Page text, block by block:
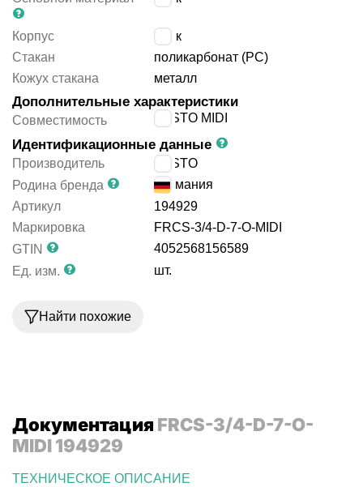
Корпус
цинк
Стакан
поликарбонат (PC)
Кожух стакана
металл
Дополнительные характеристики
Совместимость FESTO MIDI
Идентификационные данные
Производитель
FESTO
Родина бренда
Германия
Артикул
194929
Маркировка
FRCS-3/4-D-7-O-MIDI
GTIN
4052568156589
Ед. изм.
шт.
Найти похожие
Документация FRCS-3/4-D-7-O-
MIDI 194929
ТЕХНИЧЕСКОЕ ОПИСАНИЕ